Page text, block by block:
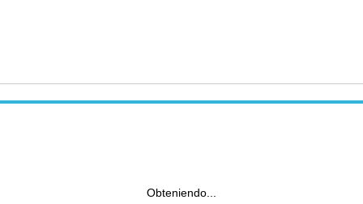
Obteniendo...